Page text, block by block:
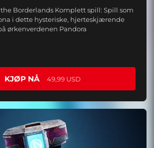
Borderlands Komplett spill: Spill som
i dette hysteriske, hjerteskjærende
ørkenverdenen Pandora
KJØP NÅ 49,99 USD